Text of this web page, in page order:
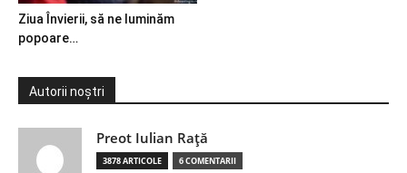
Ziua Învierii, să ne luminăm
popoare…
Autorii noștri
Preot Iulian Raţă
3878 ARTICOLE 6 COMENTARII